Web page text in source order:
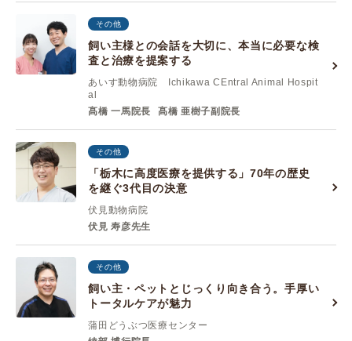
その他
飼い主様との会話を大切に、本当に必要な検
査と治療を提案する
あいす動物病院 Ichikawa CEntral Animal Hospit
al
髙橋 一馬院長
髙橋 亜樹子副院長
その他
「栃木に高度医療を提供する」70年の歴史
を継ぐ3代目の決意
伏見動物病院
伏見 寿彦先生
その他
飼い主・ペットとじっくり向き合う。手厚い
トータルケアが魅力
蒲田どうぶつ医療センター